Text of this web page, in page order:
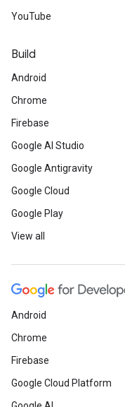
YouTube
Build
Android
Chrome
Firebase
Google AI Studio
Google Antigravity
Google Cloud
Google Play
View all
Android
Chrome
Firebase
Google Cloud Platform